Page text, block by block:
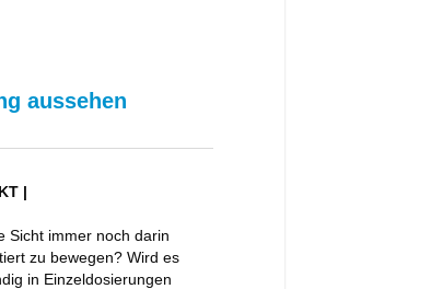
aussehen
|
Sicht immer noch darin
zu bewegen? Wird es
in Einzeldosierungen